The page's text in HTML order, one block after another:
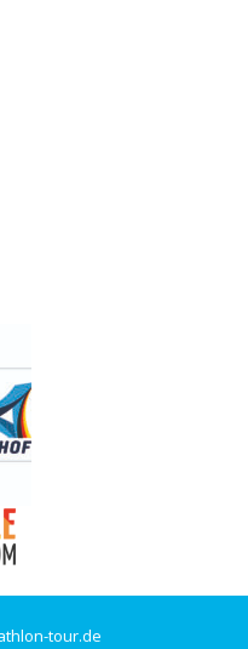
tour.de